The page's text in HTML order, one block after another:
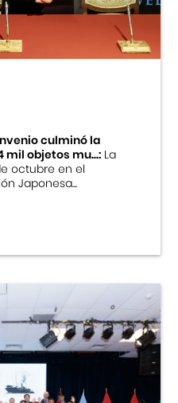
culminó la
mil objetos mu...:La
octubre en el
Japonesa...